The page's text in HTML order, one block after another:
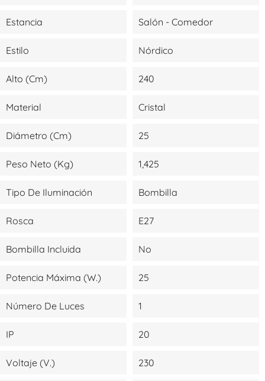
Estancia Salón - Comedor
Estilo Nórdico
Alto (cm) 240
Material Cristal
Diámetro (cm) 25
Peso Neto (kg) 1,425
Tipo De Iluminación Bombilla
Rosca E27
Bombilla Incluida No
Potencia Máxima (W.) 25
Número De Luces 1
IP 20
Voltaje (V.) 230